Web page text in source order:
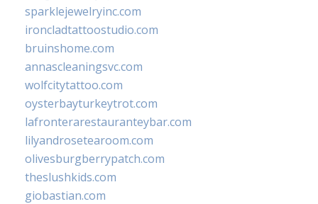
sparklejewelryinc.com
ironcladtattoostudio.com
bruinshome.com
annascleaningsvc.com
wolfcitytattoo.com
oysterbayturkeytrot.com
lafronterarestauranteybar.com
lilyandrosetearoom.com
olivesburgberrypatch.com
theslushkids.com
giobastian.com